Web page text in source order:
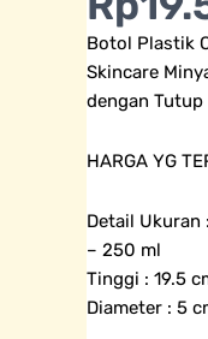
Botol Plastik
Skincare
dengan Tutup
HARGA YG
Detail Ukuran :
– 250 ml
Tinggi : 19.5
Diameter : 5